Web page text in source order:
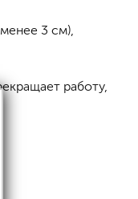
3 см),
работу,